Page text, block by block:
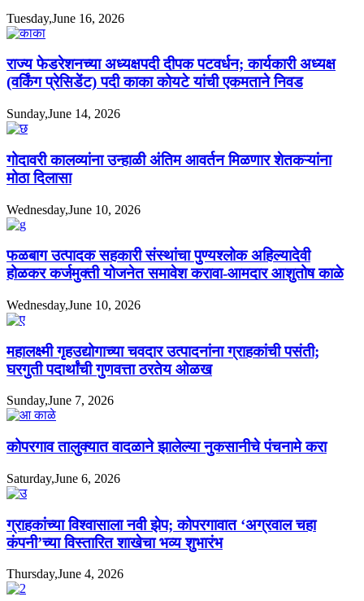
Tuesday,June 16, 2026
राज्य फेडरेशनच्या अध्यक्षपदी दीपक पटवर्धन; कार्यकारी अध्यक्ष
(वर्किंग प्रेसिडेंट) पदी काका कोयटे यांची एकमताने निवड
Sunday,June 14, 2026
गोदावरी कालव्यांना उन्हाळी अंतिम आवर्तन मिळणार शेतकऱ्यांना
मोठा दिलासा
Wednesday,June 10, 2026
फळबाग उत्पादक सहकारी संस्थांचा पुण्यश्लोक अहिल्यादेवी
होळकर कर्जमुक्ती योजनेत समावेश करावा-आमदार आशुतोष काळे
Wednesday,June 10, 2026
महालक्ष्मी गृहउद्योगाच्या चवदार उत्पादनांना ग्राहकांची पसंती;
घरगुती पदार्थांची गुणवत्ता ठरतेय ओळख
Sunday,June 7, 2026
कोपरगाव तालुक्यात वादळाने झालेल्या नुकसानीचे पंचनामे करा
Saturday,June 6, 2026
ग्राहकांच्या विश्वासाला नवी झेप; कोपरगावात ‘अग्रवाल चहा
कंपनी’च्या विस्तारित शाखेचा भव्य शुभारंभ
Thursday,June 4, 2026